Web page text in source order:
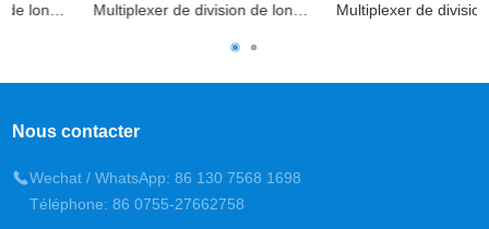
Multiplexer de division de longueur d'onde micro iso élevé Multiplexer de division de longueur d'onde grossière
Nous contacter
Wechat / WhatsApp: 86 130 7568 1698
Téléphone: 86 0755-27662758